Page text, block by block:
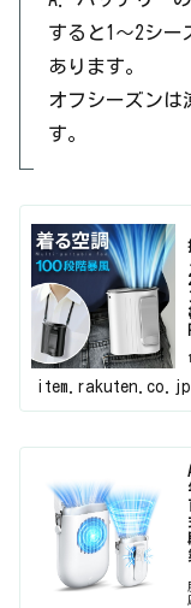
すると1〜2シー
あります。
オフシーズンは
す。
item.rakuten.co.jp